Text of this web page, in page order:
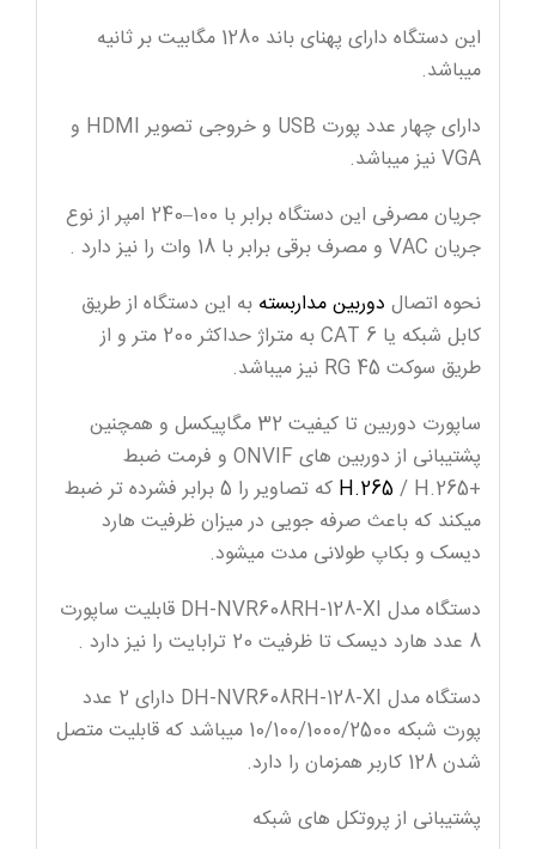
این دستگاه دارای پهنای باند 1280 مگابیت بر ثانیه
میباشد.
دارای چهار عدد پورت USB و خروجی تصویر HDMI و
VGA نیز میباشد.
جریان مصرفی این دستگاه برابر با 100–240 امپر از نوع
جریان VAC و مصرف برقی برابر با 18 وات را نیز دارد .
نحوه اتصال دوربین مداربسته به این دستگاه از طریق
کابل شبکه یا CAT 6 به متراژ حداکثر 200 متر و از
طریق سوکت RG 45 نیز میباشد.
ساپورت دوربین تا کیفیت 32 مگاپیکسل و همچنین
پشتیبانی از دوربین های ONVIF و فرمت ضبط
+
H.265
/ H.265 که تصاویر را 5 برابر فشرده تر ضبط
میکند که باعث صرفه جویی در میزان ظرفیت هارد
دیسک و بکاپ طولانی مدت میشود.
دستگاه مدل DH-NVR608RH-128-XI قابلیت ساپورت
8 عدد هارد دیسک تا ظرفیت 20 ترابایت را نیز دارد .
دستگاه مدل DH-NVR608RH-128-XI دارای 2 عدد
پورت شبکه 10/100/1000/2500 میباشد که قابلیت متصل
شدن 128 کاربر همزمان را دارد.
پشتیبانی از پروتکل های شبکه